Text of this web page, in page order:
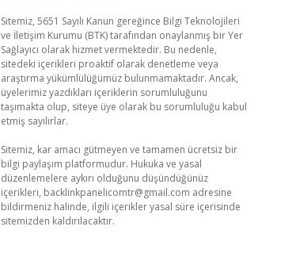
Sitemiz, 5651 Sayılı Kanun gereğince Bilgi Teknolojileri
ve İletişim Kurumu (BTK) tarafından onaylanmış bir Yer
Sağlayıcı olarak hizmet vermektedir. Bu nedenle,
sitedeki içerikleri proaktif olarak denetleme veya
araştırma yükümlülüğümüz bulunmamaktadır. Ancak,
üyelerimiz yazdıkları içeriklerin sorumluluğunu
taşımakta olup, siteye üye olarak bu sorumluluğu kabul
etmiş sayılırlar.
Sitemiz, kar amacı gütmeyen ve tamamen ücretsiz bir
bilgi paylaşım platformudur. Hukuka ve yasal
düzenlemelere aykırı olduğunu düşündüğünüz
içerikleri, backlinkpanelicomtr@gmail.com adresine
bildirmeniz halinde, ilgili içerikler yasal süre içerisinde
sitemizden kaldırılacaktır.